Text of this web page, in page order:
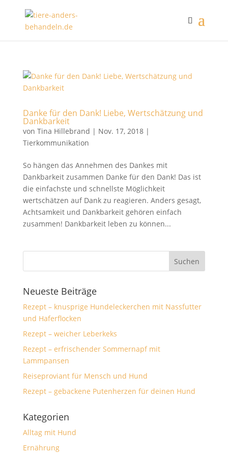
Danke für den Dank! Liebe, Wertschätzung und
Dankbarkeit
von Tina Hillebrand | Nov. 17, 2018|
Tierkommunikation
So hängen das Annehmen des Dankes mit
Dankbarkeit zusammen Danke für den Dank! Das ist
die einfachste und schnellste Möglichkeit
wertschätzen auf Dank zu reagieren. Anders gesagt,
Achtsamkeit und Dankbarkeit gehören einfach
zusammen! Dankbarkeit leben zu können...
Neueste Beiträge
Rezept – knusprige Hundeleckerchen mit Nassfutter
und Haferflocken
Rezept – weicher Leberkeks
Rezept – erfrischender Sommernapf mit
Lammpansen
Reiseproviant für Mensch und Hund
Rezept – gebackene Putenherzen für deinen Hund
Kategorien
Alltag mit Hund
Ernährung